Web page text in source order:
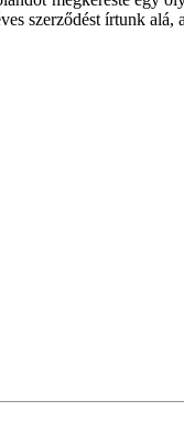
szerződést írtunk